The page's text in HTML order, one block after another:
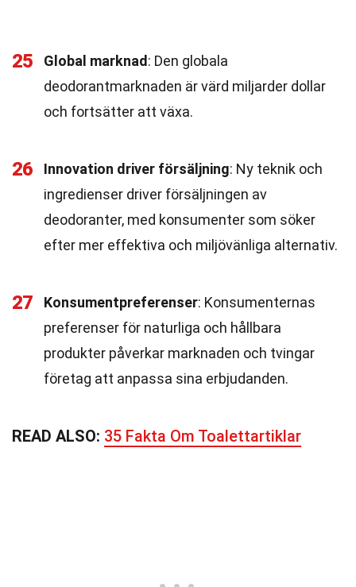
25 Global marknad : Den globala
deodorantmarknaden är värd miljarder dollar
och fortsätter att växa.
26 Innovation driver försäljning: Ny teknik och
ingredienser driver försäljningen av
deodoranter, med konsumenter som söker
efter mer effektiva och miljövänliga alternativ.
27 Konsumentpreferenser: Konsumenternas
preferenser för naturliga och hållbara
produkter påverkar marknaden och tvingar
företag att anpassa sina erbjudanden.
READ ALSO: 35 Fakta Om Toalettartiklar